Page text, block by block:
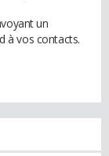
un
à vos contacts.